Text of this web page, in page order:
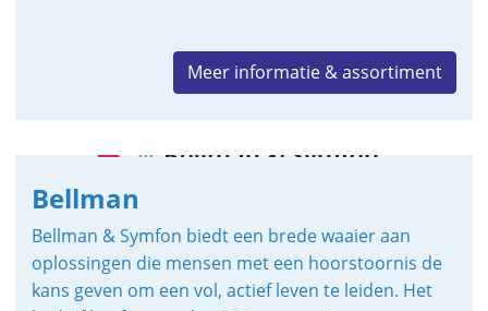
Meer informatie & assortiment
Bellman
Bellman & Symfon biedt een brede waaier aan
oplossingen die mensen met een hoorstoornis de
kans geven om een vol, actief leven te leiden. Het